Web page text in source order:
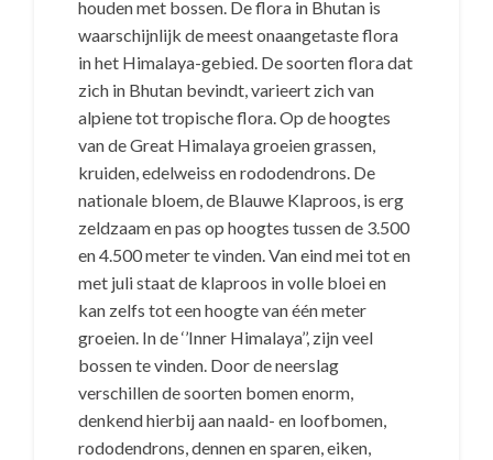
houden met bossen. De flora in Bhutan is
waarschijnlijk de meest onaangetaste flora
in het Himalaya-gebied. De soorten flora dat
zich in Bhutan bevindt, varieert zich van
alpiene tot tropische flora. Op de hoogtes
van de Great Himalaya groeien grassen,
kruiden, edelweiss en rododendrons. De
nationale bloem, de Blauwe Klaproos, is erg
zeldzaam en pas op hoogtes tussen de 3.500
en 4.500 meter te vinden. Van eind mei tot en
met juli staat de klaproos in volle bloei en
kan zelfs tot een hoogte van één meter
groeien. In de ‘’Inner Himalaya’’, zijn veel
bossen te vinden. Door de neerslag
verschillen de soorten bomen enorm,
denkend hierbij aan naald- en loofbomen,
rododendrons, dennen en sparen, eiken,